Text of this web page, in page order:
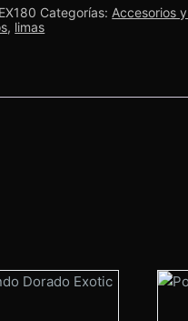
Categorías: Accesorios
, limas